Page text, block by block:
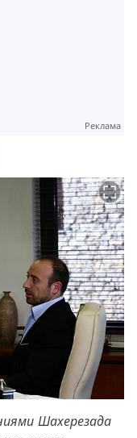
Реклама
Шахерезада